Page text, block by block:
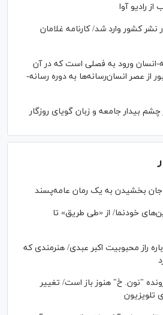
رادیو آوا
نشر کشور وارد شد/ کارنامه غلامان
انسان ورود به فصلی است که در آن
عصر انسان‌رسانه‌ها به دوره رسانه-
چشم بیدار جامعه و زبان گویای روزگار
جان بخشیدن به یک رمان عامه‌پسند
خودنما/ از «طی طریق» تا
راز محبوبیت اکبر عبدی/ هنرمندی که
"نون. خ" هنوز باز است/ تغییر
تلویزیون